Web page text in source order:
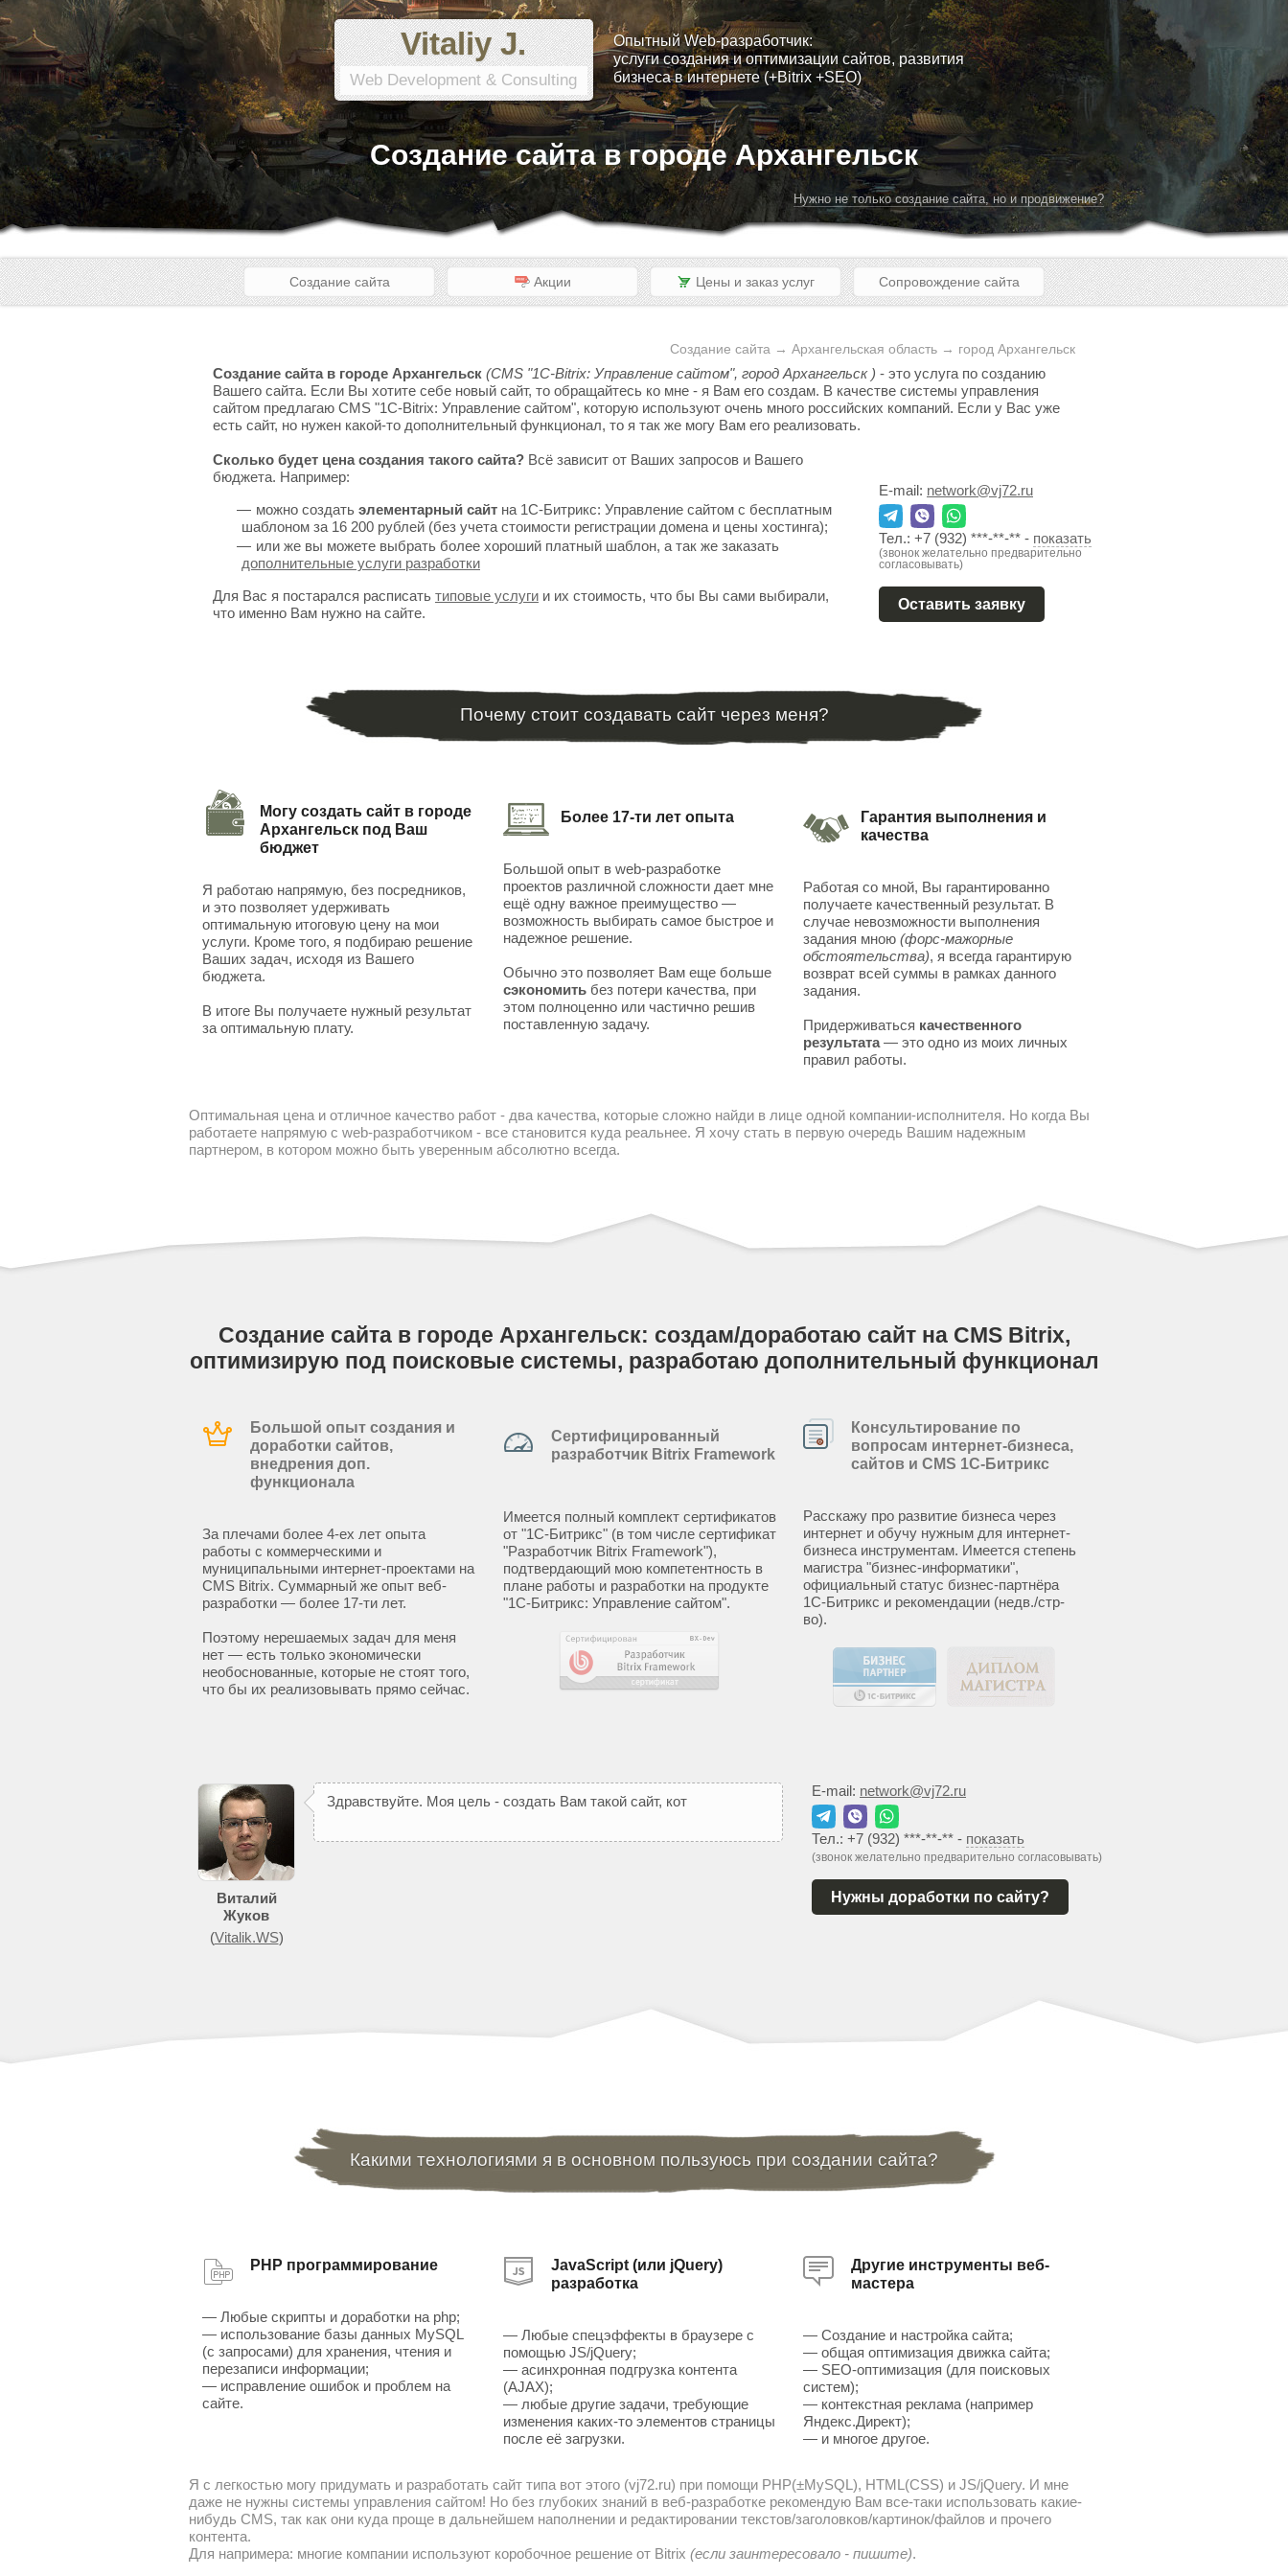
Vitaliy J.
Web Development & Consulting
Опытный Web-разработчик:
услуги создания и оптимизации сайтов, развития
бизнеса в интернете (+Bitrix +SEO)
Создание сайта в городе Архангельск
Нужно не только создание сайта, но и продвижение?
Создание сайта Акции Цены и заказ услуг Сопровождение сайта
Создание сайта → Архангельская область → город Архангельск
Создание сайта в городе Архангельск (CMS "1C-Bitrix: Управление сайтом", город Архангельск ) - это услуга по созданию
Вашего сайта. Если Вы хотите себе новый сайт, то обращайтесь ко мне - я Вам его создам. В качестве системы управления
сайтом предлагаю CMS "1C-Bitrix: Управление сайтом", которую используют очень много российских компаний. Если у Вас уже
есть сайт, но нужен какой-то дополнительный функционал, то я так же могу Вам его реализовать.
Сколько будет цена создания такого сайта? Всё зависит от Ваших запросов и Вашего
бюджета. Например:
можно создать элементарный сайт на 1С-Битрикс: Управление сайтом с бесплатным
шаблоном за 16 200 рублей (без учета стоимости регистрации домена и цены хостинга);
или же вы можете выбрать более хороший платный шаблон, а так же заказать
дополнительные услуги разработки
Для Вас я постарался расписать типовые услуги и их стоимость, что бы Вы сами выбирали,
что именно Вам нужно на сайте.
E-mail: network@vj72.ru
Тел.: +7 (932) ***-**-** - показать
(звонок желательно предварительно
согласовывать)
Оставить заявку
Почему стоит создавать сайт через меня?
Могу создать сайт в городе
Архангельск под Ваш
бюджет
Я работаю напрямую, без посредников,
и это позволяет удерживать
оптимальную итоговую цену на мои
услуги. Кроме того, я подбираю решение
Ваших задач, исходя из Вашего
бюджета.
В итоге Вы получаете нужный результат
за оптимальную плату.
Более 17-ти лет опыта
Большой опыт в web-разработке
проектов различной сложности дает мне
ещё одну важное преимущество —
возможность выбирать самое быстрое и
надежное решение.
Обычно это позволяет Вам еще больше
сэкономитьбез потери качества, при
этом полноценно или частично решив
поставленную задачу.
Гарантия выполнения и
качества
Работая со мной, Вы гарантированно
получаете качественный результат. В
случае невозможности выполнения
задания мною(форс-мажорные
обстоятельства), я всегда гарантирую
возврат всей суммы в рамках данного
задания.
Придерживаться качественного
результата— это одно из моих личных
правил работы.
Оптимальная цена и отличное качество работ - два качества, которые сложно найди в лице одной компании-исполнителя. Но когда Вы
работаете напрямую с web-разработчиком - все становится куда реальнее. Я хочу стать в первую очередь Вашим надежным
партнером, в котором можно быть уверенным абсолютно всегда.
Создание сайта в городе Архангельск: создам/доработаю сайт на CMS Bitrix,
оптимизирую под поисковые системы, разработаю дополнительный функционал
Большой опыт создания и
доработки сайтов,
внедрения доп.
функционала
За плечами более 4-ех лет опыта
работы с коммерческими и
муниципальными интернет-проектами на
CMS Bitrix. Суммарный же опыт веб-
разработки — более 17-ти лет.
Поэтому нерешаемых задач для меня
нет — есть только экономически
необоснованные, которые не стоят того,
что бы их реализовывать прямо сейчас.
Сертифицированный
разработчик Bitrix Framework
Имеется полный комплект сертификатов
от "1С-Битрикс" (в том числе сертификат
"Разработчик Bitrix Framework"),
подтвердающий мою компетентность в
плане работы и разработки на продукте
"1С-Битрикс: Управление сайтом".
Консультирование по
вопросам интернет-бизнеса,
сайтов и CMS 1С-Битрикс
Расскажу про развитие бизнеса через
интернет и обучу нужным для интернет-
бизнеса инструментам. Имеется степень
магистра "бизнес-информатики",
официальный статус бизнес-партнёра
1С-Битрикс и рекомендации (недв./стр-
во).
Виталий
Жуков
(Vitalik.WS)
Здравствуйте. Моя цель - создать Вам такой сайт, кот
E-mail: network@vj72.ru
Тел.: +7 (932) ***-**-** - показать
(звонок желательно предварительно согласовывать)
Нужны доработки по сайту?
Какими технологиями я в основном пользуюсь при создании сайта?
PHP программирование
— Любые скрипты и доработки на php;
— использование базы данных MySQL
(с запросами) для хранения, чтения и
перезаписи информации;
— исправление ошибок и проблем на
сайте.
JavaScript (или jQuery)
разработка
— Любые спецэффекты в браузере с
помощью JS/jQuery;
— асинхронная подгрузка контента
(AJAX);
— любые другие задачи, требующие
изменения каких-то элементов страницы
после её загрузки.
Другие инструменты веб-
мастера
— Создание и настройка сайта;
— общая оптимизация движка сайта;
— SEO-оптимизация (для поисковых
систем);
— контекстная реклама (например
Яндекс.Директ);
— и многое другое.
Я с легкостью могу придумать и разработать сайт типа вот этого (vj72.ru) при помощи PHP(±MySQL), HTML(CSS) и JS/jQuery. И мне
даже не нужны системы управления сайтом! Но без глубоких знаний в веб-разработке рекомендую Вам все-таки использовать какие-
нибудь CMS, так как они куда проще в дальнейшем наполнении и редактировании текстов/заголовков/картинок/файлов и прочего
контента.
Для напримера: многие компании используют коробочное решение от Bitrix (если заинтересовало - пишите).